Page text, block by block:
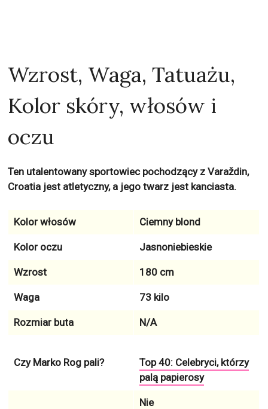
Wzrost, Waga, Tatuażu,
Kolor skóry, włosów i
oczu
Ten utalentowany sportowiec pochodzący z Varaždin,
Croatia jest atletyczny, a jego twarz jest kanciasta.
Kolor włosów Ciemny blond
Kolor oczu Jasnoniebieskie
Wzrost 180 cm
Waga 73 kilo
Rozmiar buta N/A
Czy Marko Rog pali?
Top 40: Celebryci, którzy
palą papierosy
Nie